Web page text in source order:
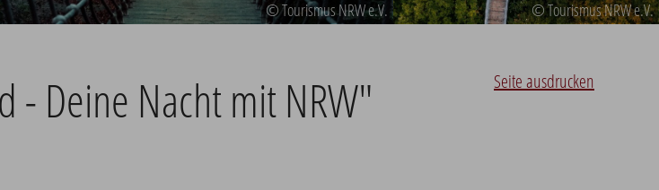
© Tourismus NRW e.V. © Tourismus NRW e.V.
Seite ausdrucken
- Deine Nacht mit NRW"